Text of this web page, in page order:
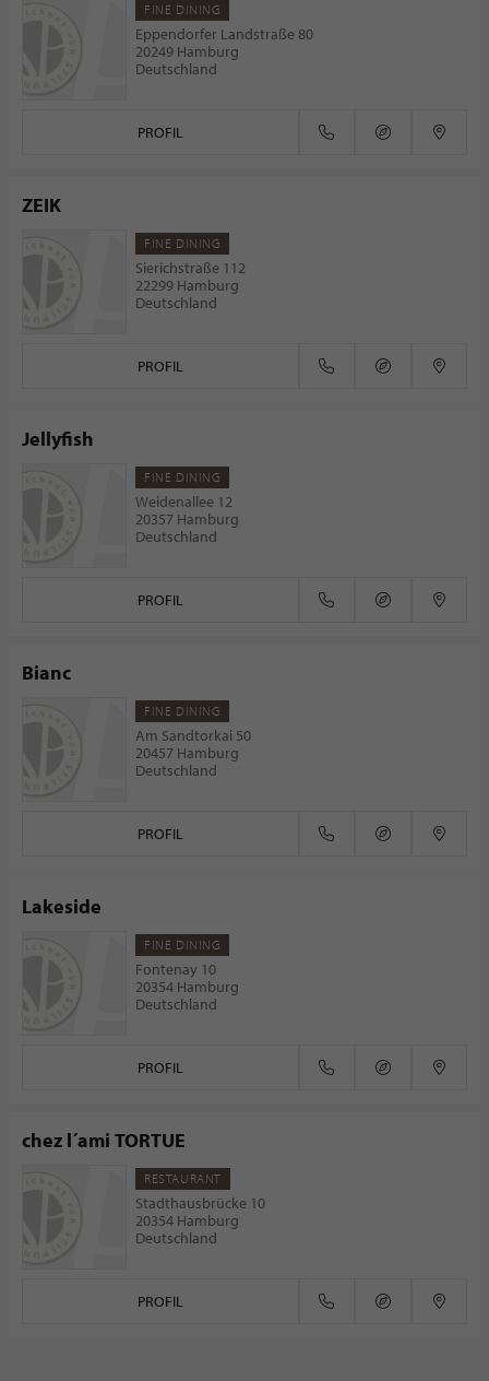
FINE DINING
Eppendorfer Landstraße 80
20249 Hamburg
Deutschland
PROFIL
ZEIK
FINE DINING
Sierichstraße 112
22299 Hamburg
Deutschland
PROFIL
Jellyfish
FINE DINING
Weidenallee 12
20357 Hamburg
Deutschland
PROFIL
Bianc
FINE DINING
Am Sandtorkai 50
20457 Hamburg
Deutschland
PROFIL
Lakeside
FINE DINING
Fontenay 10
20354 Hamburg
Deutschland
PROFIL
chez l´ami TORTUE
RESTAURANT
Stadthausbrücke 10
20354 Hamburg
Deutschland
PROFIL